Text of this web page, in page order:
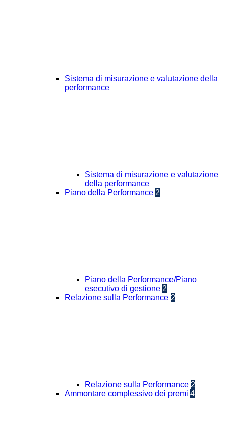
Sistema di misurazione e valutazione della
performance
Sistema di misurazione e valutazione
della performance
Piano della Performance 2
Piano della Performance/Piano
esecutivo di gestione 2
Relazione sulla Performance 2
Relazione sulla Performance 2
Ammontare complessivo dei premi 4